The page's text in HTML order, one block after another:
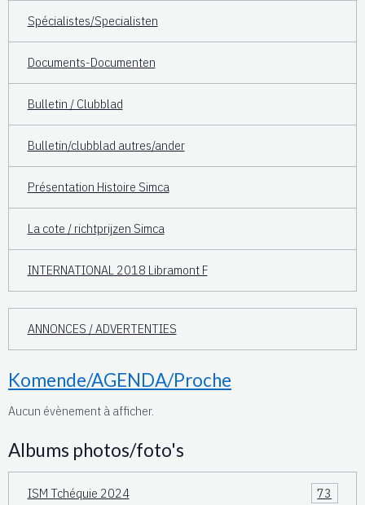
Spécialistes/Specialisten
Documents-Documenten
Bulletin / Clubblad
Bulletin/clubblad autres/ander
Présentation Histoire Simca
La cote / richtprijzen Simca
INTERNATIONAL 2018 Libramont F
ANNONCES / ADVERTENTIES
Komende/AGENDA/Proche
Aucun évènement à afficher.
Albums photos/foto's
ISM Tchéquie 2024 73